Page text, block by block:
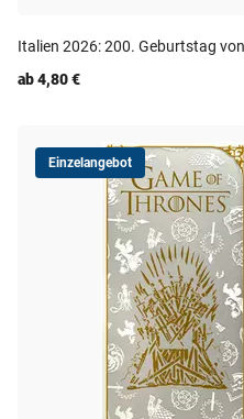
Italien 2026: 200. Geburtstag
ab 4,80 €
Einzelangebot